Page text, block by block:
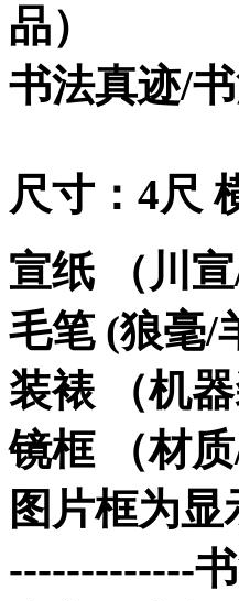
品）
书法真迹/
尺寸：4尺
宣纸 （川
毛笔 (狼毫/
装裱 （机
镜框 （材
图片框为显
-------------